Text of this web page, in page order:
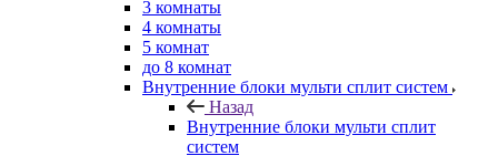
3 комнаты
4 комнаты
5 комнат
до 8 комнат
Внутренние блоки мульти сплит систем
Назад
Внутренние блоки мульти сплит
систем